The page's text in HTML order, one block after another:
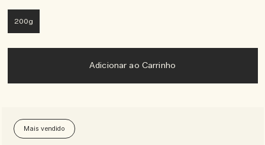
200g
Adicionar ao Carrinho
Mais vendido